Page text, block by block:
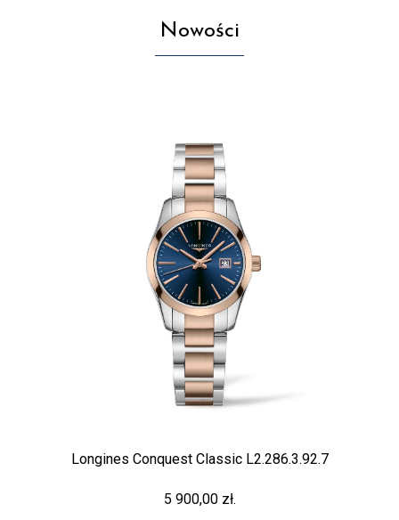
Nowości
Longines Conquest Classic L2.286.3.92.7
5 900,00 zł.